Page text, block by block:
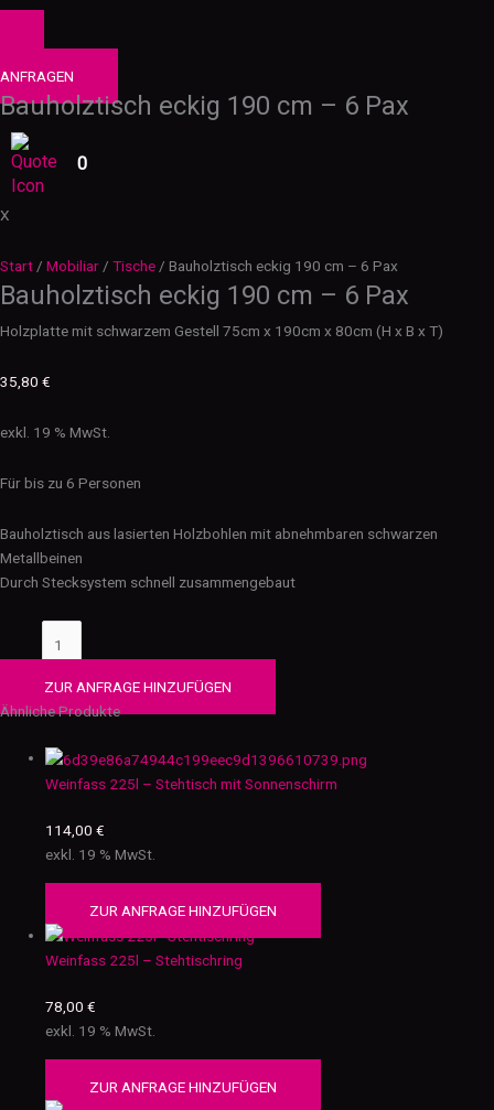
ANFRAGEN
Bauholztisch eckig 190 cm – 6 Pax
0
X
Start / Mobiliar / Tische / Bauholztisch eckig 190 cm – 6 Pax
Bauholztisch eckig 190 cm – 6 Pax
Holzplatte mit schwarzem Gestell 75cm x 190cm x 80cm (H x B x T)
35,80 €
exkl. 19 % MwSt.
Für bis zu 6 Personen
Bauholztisch aus lasierten Holzbohlen mit abnehmbaren schwarzen
Metallbeinen
Durch Stecksystem schnell zusammengebaut
ZUR ANFRAGE HINZUFÜGEN
Ähnliche Produkte
Weinfass 225l – Stehtisch mit Sonnenschirm
114,00€
exkl. 19 % MwSt.
ZUR ANFRAGE HINZUFÜGEN
Weinfass 225l – Stehtischring
78,00€
exkl. 19 % MwSt.
ZUR ANFRAGE HINZUFÜGEN